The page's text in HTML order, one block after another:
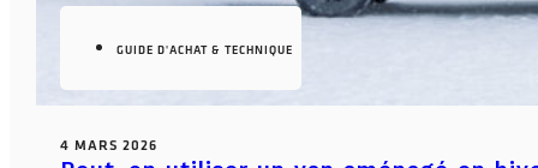
GUIDE D'ACHAT & TECHNIQUE
4 MARS 2026